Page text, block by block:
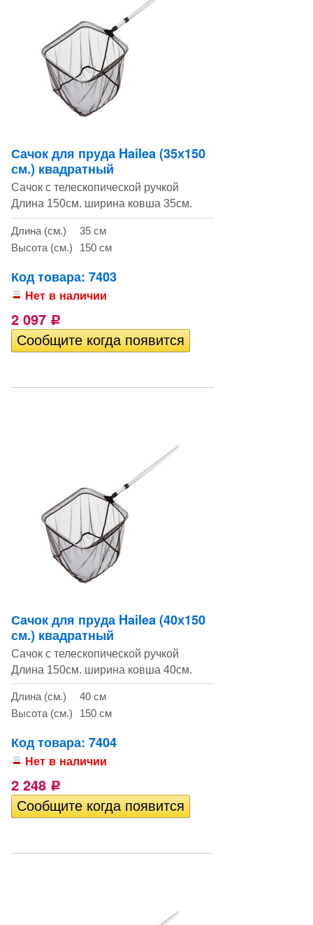
Сачок для пруда Hailea (35х150
см.) квадратный
Сачок с телескопической ручкой
Длина 150см. ширина ковша 35см.
Длина (см.)
35 см
Высота (см.)
150 см
Код товара: 7403
Нет в наличии
2 097 Р
Сачок для пруда Hailea (40х150
см.) квадратный
Сачок с телескопической ручкой
Длина 150см. ширина ковша 40см.
Длина (см.)
40 см
Высота (см.)
150 см
Код товара: 7404
Нет в наличии
2 248 Р